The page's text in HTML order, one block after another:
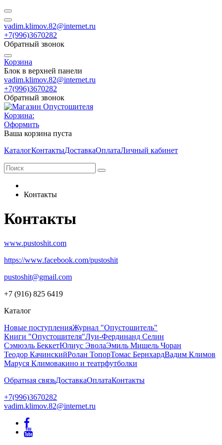
vadim.klimov.82@internet.ru
+7(996)3670282
Обратный звонок
Корзина
Блок в верхней панели
vadim.klimov.82@internet.ru
+7(996)3670282
Обратный звонок
Корзина:
Оформить
Ваша корзина пуста
КаталогКонтактыДоставкаОплатаЛичный кабинет
Контакты
Контакты
www.pustoshit.com
https://www.facebook.com/pustoshit
pustoshit@gmail.com
+7 (916) 825 6419
Каталог
Новые поступленияЖурнал "Опустошитель"
Книги "Опустошителя"Луи-Фердинанд Селин
Сэмюэль БеккетЮлиус ЭволаЭмиль Мишель Чоран
Теодор КачинскийРолан ТопорТомас БернхардВадим Климов
Маруся Климовакино и театрфутболки
Обратная связьДоставкаОплатаКонтакты
+7(996)3670282
vadim.klimov.82@internet.ru